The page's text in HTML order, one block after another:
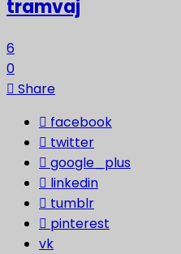
tramvaj
6
0
Share
facebook
twitter
google_plus
linkedin
tumblr
pinterest
vk